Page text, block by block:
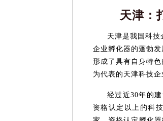
天津：
天津是我国科
企业孵化器的蓬勃
形成了具有自身特
为代表的天津科技
经过近30年的
资格认定以上的科